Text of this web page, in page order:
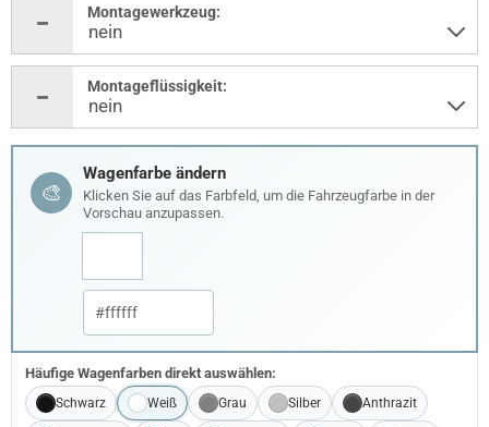
Montagewerkzeug:
Montageflüssigkeit:
🎨
Wagenfarbe ändern
Klicken Sie auf das Farbfeld, um die Fahrzeugfarbe in der
Vorschau anzupassen.
Häufige Wagenfarben direkt auswählen:
Schwarz Weiß Grau Silber Anthrazit